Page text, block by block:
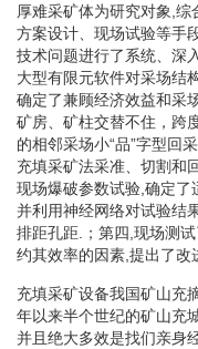
厚难采矿体为研究对象,综
方案设计、现场试验等手
技术问题进行了系统、深
大型有限元软件对采场结
确定了兼顾经济效益和采
矿房、矿柱交替不住，跨
的相邻采场小“品”字型回
充填采矿法采准、切割和
现场爆破参数试验,确定了
并利用神经网络对试验结
排距孔距.；第四,现场测
约其效率的因素,提出了改
充填采矿设备我国矿山充
年以来半个世纪的矿山充
并且绝大多效是找们亲身